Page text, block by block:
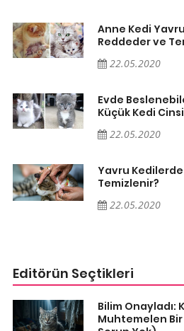
Anne Kedi
Reddeder ve
22.05.2020
Evde
Küçük Kedi Cinsi
22.05.2020
Yavru Kedilerde
Temizlenir?
22.05.2020
Editörün Seçtikleri
Bilim Onayladı:
Muhtemelen